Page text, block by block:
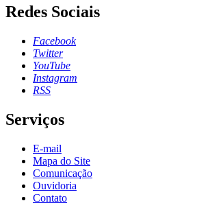
Redes Sociais
Facebook
Twitter
YouTube
Instagram
RSS
Serviços
E-mail
Mapa do Site
Comunicação
Ouvidoria
Contato